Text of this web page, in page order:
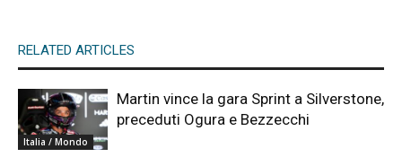
RELATED ARTICLES
Italia / Mondo
Martin vince la gara Sprint a Silverstone,
preceduti Ogura e Bezzecchi